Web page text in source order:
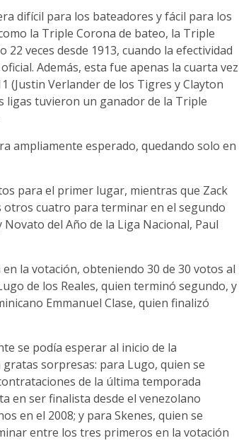
difícil para los bateadores y fácil para los
la Triple Corona de bateo, la Triple
veces desde 1913, cuando la efectividad
Además, esta fue apenas la cuarta vez
(Justin Verlander de los Tigres y Clayton
ligas tuvieron un ganador de la Triple
ampliamente esperado, quedando solo en
para el primer lugar, mientras que Zack
otros cuatro para terminar en el segundo
del Año de la Liga Nacional, Paul
la votación, obteniendo 30 de 30 votos al
de los Reales, quien terminó segundo, y
Emmanuel Clase, quien finalizó
se podía esperar al inicio de la
sorpresas: para Lugo, quien se
de la última temporada
en ser finalista desde el venezolano
en el 2008; y para Skenes, quien se
entre los tres primeros en la votación